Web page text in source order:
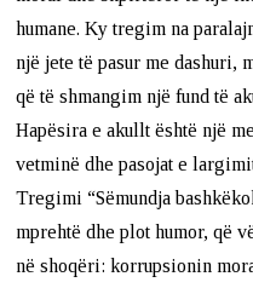
humane. Ky tregim na
një jete të pasur me dashuri,
që të shmangim një fund të
Hapësira e akullt është një
vetminë dhe pasojat e
Tregimi “Sëmundja
mprehtë dhe plot humor, që
në shoqëri: korrupsionin